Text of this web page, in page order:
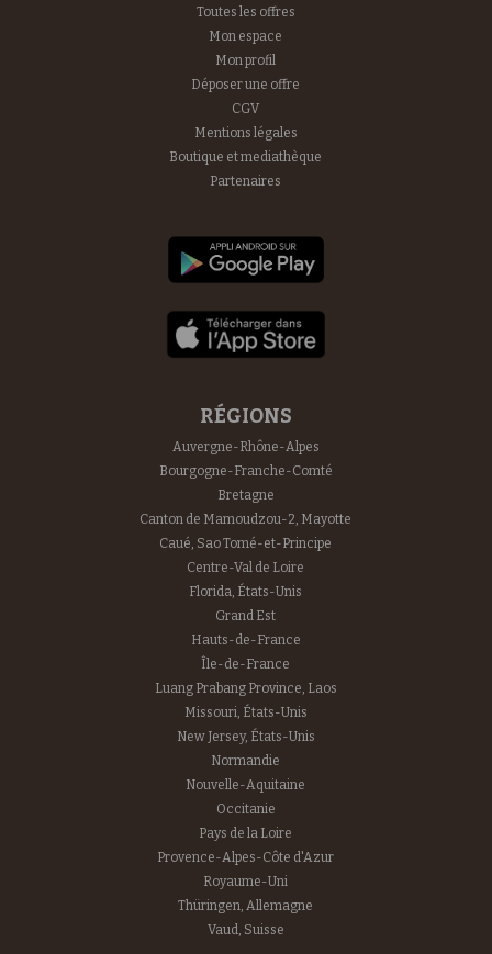
Toutes les offres
Mon espace
Mon profil
Déposer une offre
CGV
Mentions légales
Boutique et mediathèque
Partenaires
RÉGIONS
Auvergne-Rhône-Alpes
Bourgogne-Franche-Comté
Bretagne
Canton de Mamoudzou-2, Mayotte
Caué, Sao Tomé-et-Principe
Centre-Val de Loire
Florida, États-Unis
Grand Est
Hauts-de-France
Île-de-France
Luang Prabang Province, Laos
Missouri, États-Unis
New Jersey, États-Unis
Normandie
Nouvelle-Aquitaine
Occitanie
Pays de la Loire
Provence-Alpes-Côte d'Azur
Royaume-Uni
Thüringen, Allemagne
Vaud, Suisse